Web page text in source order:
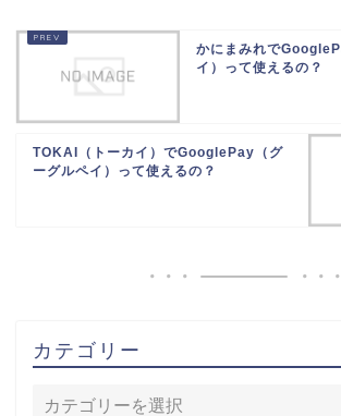
かにまみれで
イ）って使えるの？
TOKAI（トーカイ）でGooglePay（グ
ーグルペイ）って使えるの？
カテゴリー